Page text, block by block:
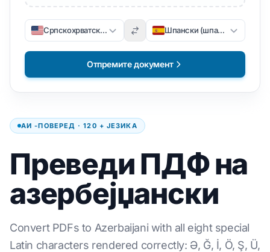
АИ -ПОВЕРЕД · 120 + ЈЕЗИКА
Преведи ПДФ на
азербејџански
Convert PDFs to Azerbaijani with all eight special
Latin characters rendered correctly: Ə, Ğ, İ, Ö, Ş, Ü,
Српскохрватски / српскохрватскиШпански (шпански)
Отпремите документ